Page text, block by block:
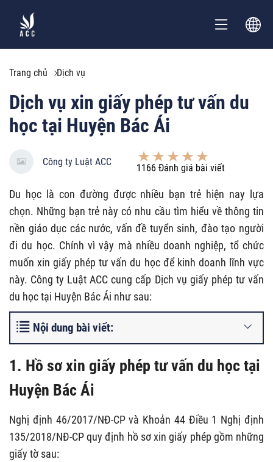
Trang chủ Dịch vụ
Dịch vụ xin giấy phép tư vấn du
học tại Huyện Bác Ái
Công ty Luật ACC
1166 Đánh giá bài viết
Du học là con đường được nhiều bạn trẻ hiện nay lựa
chọn. Những bạn trẻ này có nhu cầu tìm hiểu về thông tin
nền giáo dục các nước, vấn đề tuyển sinh, đào tạo người
đi du học. Chính vì vậy mà nhiều doanh nghiệp, tổ chức
muốn xin giấy phép tư vấn du học để kinh doanh lĩnh vực
này. Công ty Luật ACC cung cấp Dịch vụ giấy phép tư vấn
du học tại Huyện Bác Ái như sau:
Nội dung bài viết:
1. Hồ sơ xin giấy phép tư vấn du học tại
Huyện Bác Ái
Nghị định 46/2017/NĐ-CP và Khoản 44 Điều 1 Nghị định
135/2018/NĐ-CP quy định hồ sơ xin giấy phép gồm những
giấy tờ sau: